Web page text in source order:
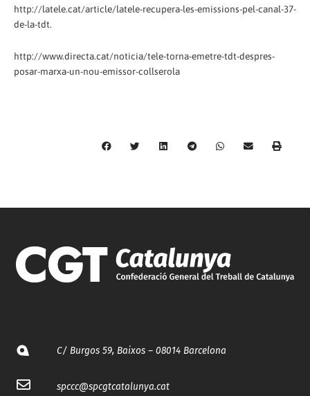
http://latele.cat/article/latele-recupera-les-emissions-pel-canal-37-
de-la-tdt.
http://www.directa.cat/noticia/tele-torna-emetre-tdt-despres-
posar-marxa-un-nou-emissor-collserola
C/ Burgos 59, Baixos – 08014 Barcelona
spccc@spcgtcatalunya.cat